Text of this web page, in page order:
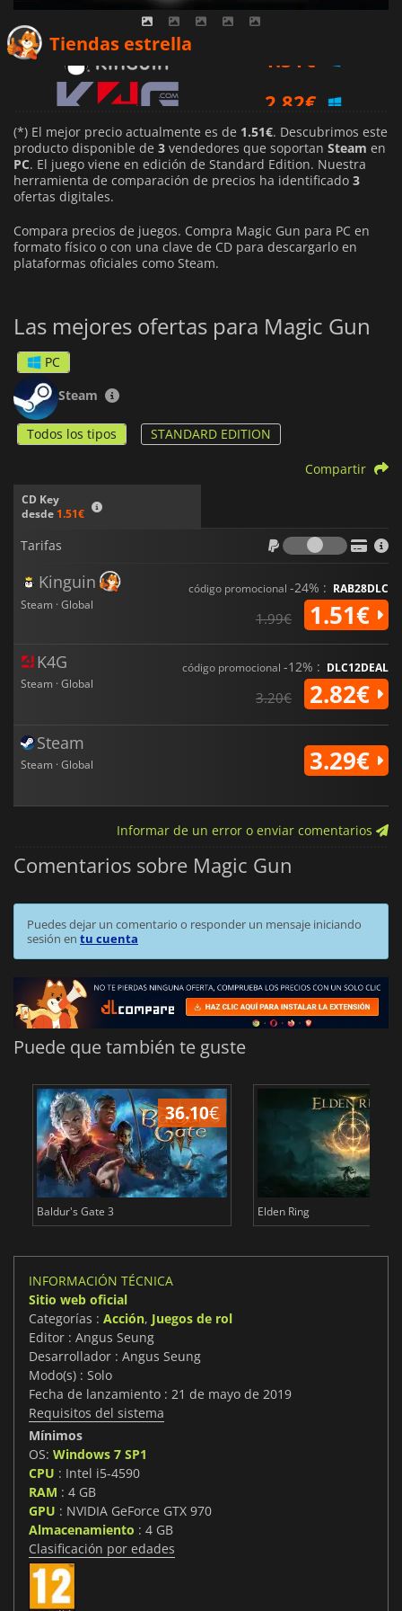
Tiendas estrella
3.29€
(*) El mejor precio actualmente es de 1.51€. Descubrimos este
producto disponible de 3 vendedores que soportan Steam en
PC. El juego viene en edición de Standard Edition. Nuestra
herramienta de comparación de precios ha identificado 3
ofertas digitales.
Compara precios de juegos. Compra Magic Gun para PC en
formato físico o con una clave de CD para descargarlo en
plataformas oficiales como Steam.
Las mejores ofertas para Magic Gun
PC
Steam
Todos los tipos STANDARD EDITION
CD Key
desde 1.51€
Compartir
Tarifas
Tarifas
Kinguin
Steam · Global
código promocional -24% : RAB28DLC
1.99€ 1.51€
K4G
Steam · Global
código promocional -12% : DLC12DEAL
3.20€ 2.82€
Steam
Steam · Global 3.29€
Informar de un error o enviar comentarios
Comentarios sobre Magic Gun
Puedes dejar un comentario o responder un mensaje iniciando
sesión en tu cuenta
Puede que también te guste
36.10€
Baldur's Gate 3 Elden Ring
INFORMACIÓN TÉCNICA
Sitio web oficial
Categorías : Acción, Juegos de rol
Editor : Angus Seung
Desarrollador : Angus Seung
Modo(s) : Solo
Fecha de lanzamiento : 21 de mayo de 2019
Requisitos del sistema
Mínimos
OS: Windows 7 SP1
CPU : Intel i5-4590
RAM : 4 GB
GPU : NVIDIA GeForce GTX 970
Almacenamiento : 4 GB
Clasificación por edades